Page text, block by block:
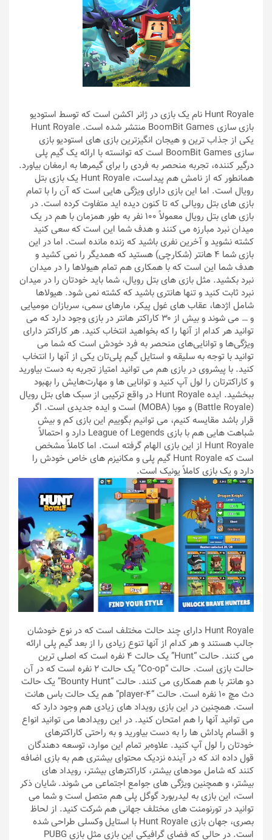
Hunt Royale نام یک بازی در ژانر اکشن است که توسط استودیو
بازی سازی BoomBit Games منتشر شده است. Hunt Royale
یکی از جذاب ترین و هیجان انگیزترین بازی های استودیو بازی
سازی BoomBit Games است که توانسته با ارائه یک گیم پلی
درگیر کننده، تجربه منحصر به فردی را برای گیمرها به ارمغان بیاورد.
همانطور که از نامش هم پیداست، Hunt Royale یک بازی بتل
رویال است. اما این بازی دارای ویژگی هایی است که آن را با تمام
بازی های بتل رویالی که تا کنون دیده اید متفاوت کرده است. در
بازی های بتل رویال معمولاً ۱۰۰ نفر به طور همزمان با هم در یک
میدان نبرد مبارزه می کنند و هدف شما این است که سعی کنید
کشته نشوید و آخرین نفری باشید که زنده مانده است. اما در این
بازی شما ۴ هانتر (شکارچی) هستید که همدیگر را نمی کشید و
هدف شما این است که با همکاری هم تمام هیولاها را در میدان
نبرد بکشید. مثل بازی های بتل رویال، شما باید خودتان را در میدان
نبرد ثابت کنید و تنها هانتری باشید که کشته نمی شود. هیولاها
شامل اژدها، عقاب های غول پیکر، مارهای سمی، سربازان مومیایی
و … می شوند و بیش از ۳۰ کاراکتر هانتر در بازی وجود دارد که می
توانید هر کدام از آنها را که بخواهید انتخاب کنید. هر کاراکتر دارای
ویژگی‌ها و توانایی‌های منحصر به فرد خودش است که شما می
توانید با توجه به سلیقه و استایل گیم پلی‌تان یکی از آنها را انتخاب
کنید. با پیشروی در بازی هم می توانید امتیاز تجربه به دست بیاورید
و کاراکترتان را لول آپ کنید و توانایی ها و مهارت‌هایش را بهبود
ببخشید. ایده Hunt Royale در واقع ترکیبی از سبک های بتل رویال
(Battle Royale) و موبا (MOBA) است و ایده جدیدی است. اگر
قرار باشد مقایسه کنیم، می توانیم بگوییم این بازی کم و بیش
شباهت هایی هم با بازی League of Legends دارد و احتمالاً
Hunt Royale از این بازی الهام گرفته است. اما کاملاً‌ مشخص
است که Hunt Royale گیم پلی و مکانیزم های خاص خودش را
دارد و یک بازی کاملاً‌ یونیک است.
Hunt Royale دارای چند حالت مختلف است که در نوع خودشان
جالب هستند و هر کدام از آنها تنوع زیادی را از بعد گیم پلی ارائه
می کنند. حالت “Hunt” یک حالت ۴ نفره‌ است که اصلی ترین
حالت بازی است. حالت “Co-op” یک حالت ۲ نفره است که در آن
دو هانتر با هم همکاری می کنند. حالت “Bounty Hunt” یک حالت
دث مچ ۱۰ نفره است. حالت “4-player” هم یک حالت باس هانت
است. همچنین در این بازی رویداد های زیادی هم وجود دارد که
می توانید آنها را هم امتحان کنید. در این رویدادها می توانید انواع
و اقسام پاداش ها را به دست بیاورید و به راحتی کاراکترهای
خودتان را لول آپ کنید. علاوه‌بر تمام این موارد، توسعه دهندگان
قول داده اند که در آینده نزدیک محتوای بیشتری هم به بازی اضافه
کنند که شامل مودهای بیشتر، کاراکترهای بیشتر، رویداد های
بیشتر، و همچنین ویژگی های جوامع اجتماعی می شوند. شایان ذکر
است، این بازی به لیدربورد گوگل پلی هم متصل است و شما می
توانید در تورنومنت های مختلف جهانی هم شرکت کنید. از لحاظ
بصری، جهان بازی Hunt Royale با استایل وکسلی طراحی شده
است. در حالی که فضای گرافیکی این بازی مثل بازی PUBG